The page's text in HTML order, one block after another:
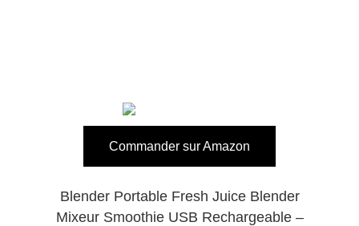
Commander sur Amazon
Blender Portable Fresh Juice Blender
Mixeur Smoothie USB Rechargeable –